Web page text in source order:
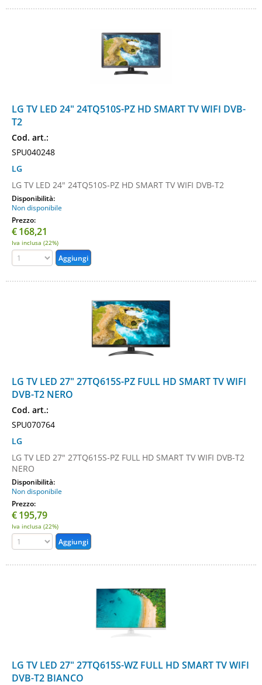
LG TV LED 24" 24TQ510S-PZ HD SMART TV WIFI DVB-
T2
Cod. art.:
SPU040248
LG
LG TV LED 24" 24TQ510S-PZ HD SMART TV WIFI DVB-T2
Disponibilità:
Non disponibile
Prezzo:
€168,21
Iva inclusa (22%)
LG TV LED 27" 27TQ615S-PZ FULL HD SMART TV WIFI
DVB-T2 NERO
Cod. art.:
SPU070764
LG
LG TV LED 27" 27TQ615S-PZ FULL HD SMART TV WIFI DVB-T2
NERO
Disponibilità:
Non disponibile
Prezzo:
€195,79
Iva inclusa (22%)
LG TV LED 27" 27TQ615S-WZ FULL HD SMART TV WIFI
DVB-T2 BIANCO